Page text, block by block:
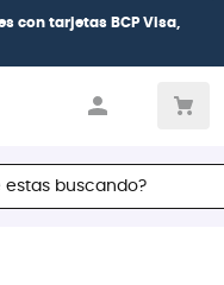
con tarjetas BCP Visa,
buscando?